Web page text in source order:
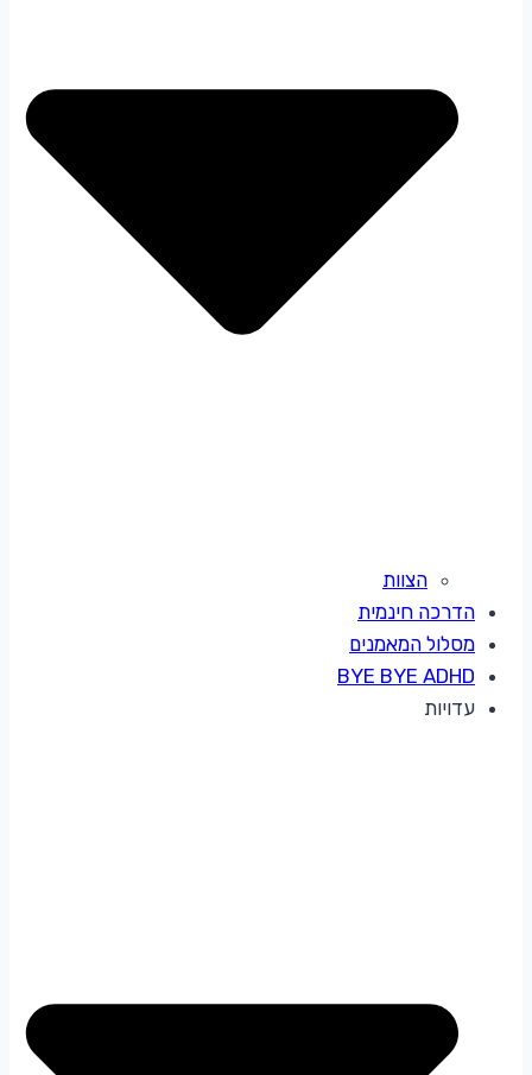
הצוות
הדרכה חינמית
מסלול המאמנים
BYE BYE ADHD
עדויות